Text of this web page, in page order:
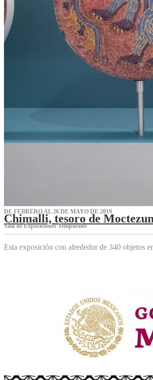
DE FEBRERO AL 26 DE MAYO DE 2019
Chimalli, tesoro de
Sala de Exposiciones Temporales
Esta exposición con alrededor de 340 objetos